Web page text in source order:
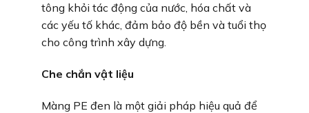
tông khỏi tác động của nước, hóa chất và
các yếu tố khác, đảm bảo độ bền và tuổi thọ
cho công trình xây dựng.
Che chắn vật liệu
Màng PE đen là một giải pháp hiệu quả để